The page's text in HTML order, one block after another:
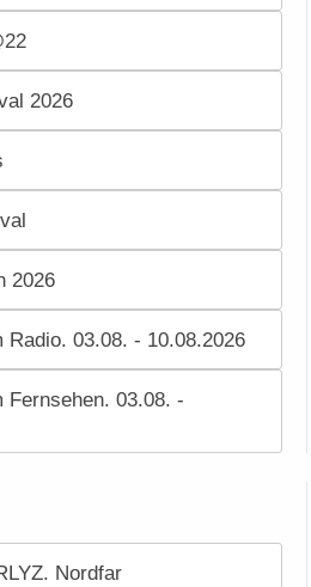
2026
2026
03.08. - 10.08.2026
Fernsehen. 03.08. -
Nordfar